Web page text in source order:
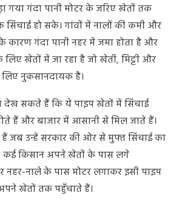
गया गंदा पानी मोटर के जरिए खेतों तक
सिंचाई हो सके। गांवों में नालों की कमी और
कारण गंदा पानी नहर में जमा होता है और
लिए खेतों में जा रहा है जो खेती, मिट्टी और
नुकसानदायक है।
देख सकते हैं कि ये पाइप खेतों में सिंचाई
हैं और बाजार में आसानी से मिल जाते हैं।
जब उन्हें सरकार की ओर से मुफ्त सिंचाई का
कई किसान अपने खेतों के पास लगे
नाले के पास मोटर लगाकर इसी पाइप
खेतों तक पहुँचाते हैं।